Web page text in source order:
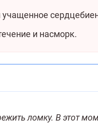
учащенное
и насморк.
ломку. В этот